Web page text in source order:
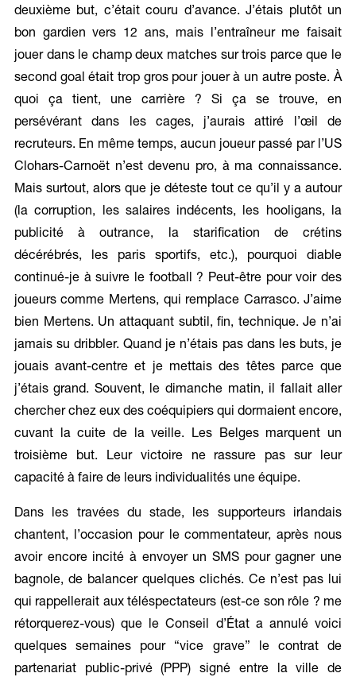
deuxième but, c’était couru d’avance. J’étais plutôt un
bon gardien vers 12 ans, mais l’entraîneur me faisait
jouer dans le champ deux matches sur trois parce que le
second goal était trop gros pour jouer à un autre poste. À
quoi ça tient, une carrière ? Si ça se trouve, en
persévérant dans les cages, j’aurais attiré l’œil de
recruteurs. En même temps, aucun joueur passé par l’US
Clohars-Carnoët n’est devenu pro, à ma connaissance.
Mais surtout, alors que je déteste tout ce qu’il y a autour
(la corruption, les salaires indécents, les hooligans, la
publicité à outrance, la starification de crétins
décérébrés, les paris sportifs, etc.), pourquoi diable
continué-je à suivre le football ? Peut-être pour voir des
joueurs comme Mertens, qui remplace Carrasco. J’aime
bien Mertens. Un attaquant subtil, fin, technique. Je n’ai
jamais su dribbler. Quand je n’étais pas dans les buts, je
jouais avant-centre et je mettais des têtes parce que
j’étais grand. Souvent, le dimanche matin, il fallait aller
chercher chez eux des coéquipiers qui dormaient encore,
cuvant la cuite de la veille. Les Belges marquent un
troisième but. Leur victoire ne rassure pas sur leur
capacité à faire de leurs individualités une équipe.
Dans les travées du stade, les supporteurs irlandais
chantent, l’occasion pour le commentateur, après nous
avoir encore incité à envoyer un SMS pour gagner une
bagnole, de balancer quelques clichés. Ce n’est pas lui
qui rappellerait aux téléspectateurs (est-ce son rôle ? me
rétorquerez-vous) que le Conseil d’État a annulé voici
quelques semaines pour “vice grave” le contrat de
partenariat public-privé (PPP) signé entre la ville de